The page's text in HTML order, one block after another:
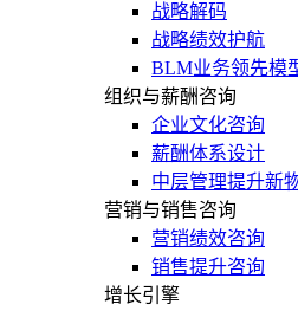
战略解码
战略绩效护航
BLM业务领先模
组织与薪酬咨询
企业文化咨询
薪酬体系设计
中层管理提升新
营销与销售咨询
营销绩效咨询
销售提升咨询
增长引擎